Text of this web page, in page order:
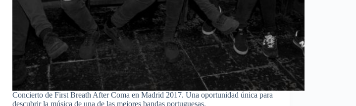
Concierto de First Breath After Coma en Madrid 2017. Una oportunidad única para
descubrir la música de una de las mejores bandas portuguesas.